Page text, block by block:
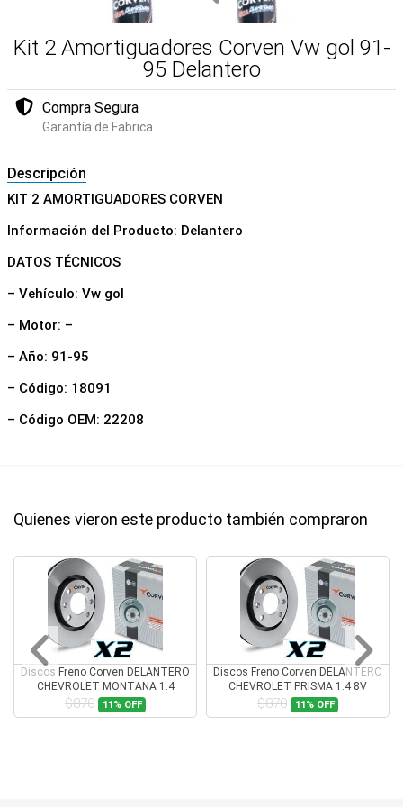
Kit 2 Amortiguadores Corven Vw gol 91-
95 Delantero
Compra Segura
Garantía de Fabrica
Descripción
KIT 2 AMORTIGUADORES CORVEN
Información del Producto: Delantero
DATOS TÉCNICOS
– Vehículo: Vw gol
– Motor: –
– Año: 91-95
– Código: 18091
– Código OEM: 22208
Quienes vieron este producto también compraron
Discos Freno Corven DELANTERO
CHEVROLET MONTANA 1.4
$870 11% OFF
Discos Freno Corven DELANTERO
CHEVROLET PRISMA 1.4 8V
$870 11% OFF